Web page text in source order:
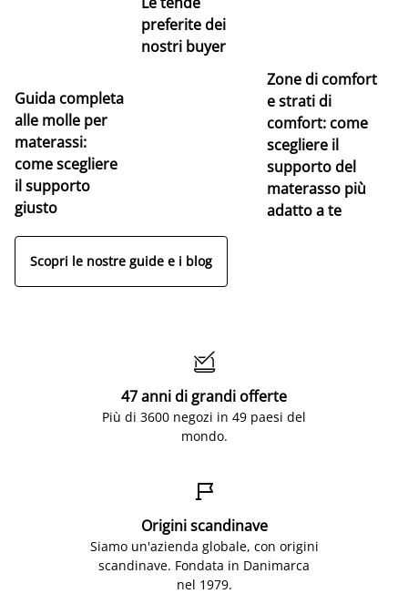
Guida completa
alle molle per
materassi:
come scegliere
il supporto
giusto
preferite dei
nostri buyer
Zone di comfort
e strati di
comfort: come
scegliere il
supporto del
materasso più
adatto a te
Scopri le nostre guide e i blog

47 anni di grandi offerte
Più di 3600 negozi in 49 paesi del
mondo.

Origini scandinave
Siamo un'azienda globale, con origini
scandinave. Fondata in Danimarca
nel 1979.